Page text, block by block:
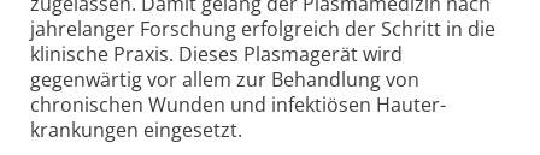
jahre­langer For­schung erfolg­reich der Schritt in die
klinische Praxis. Dieses Plasma­gerät wird
gegenwärtig vor allem zur Be­handlung von
chronischen Wunden und infek­tiösen Haut­er­
krankungen eingesetzt.